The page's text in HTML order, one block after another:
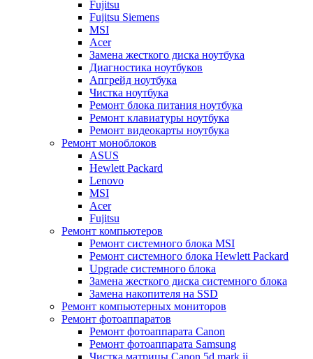
Fujitsu
Fujitsu Siemens
MSI
Acer
Замена жесткого диска ноутбука
Диагностика ноутбуков
Апгрейд ноутбука
Чистка ноутбука
Ремонт блока питания ноутбука
Ремонт клавиатуры ноутбука
Ремонт видеокарты ноутбука
Ремонт моноблоков
ASUS
Hewlett Packard
Lenovo
MSI
Acer
Fujitsu
Ремонт компьютеров
Ремонт системного блока MSI
Ремонт системного блока Hewlett Packard
Upgrade системного блока
Замена жесткого диска системного блока
Замена накопителя на SSD
Ремонт компьютерных мониторов
Ремонт фотоаппаратов
Ремонт фотоаппарата Canon
Ремонт фотоаппарата Samsung
Чистка матрицы Canon 5d mark ii